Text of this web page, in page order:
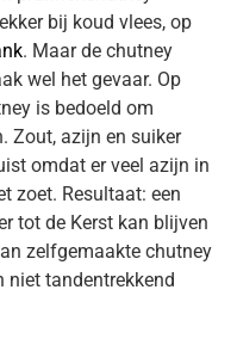
bij koud vlees, op
. Maar de chutney
wel het gevaar. Op
is bedoeld om
Zout, azijn en suiker
omdat er veel azijn in
zoet. Resultaat: een
tot de Kerst kan blijven
zelfgemaakte chutney
niet tandentrekkend